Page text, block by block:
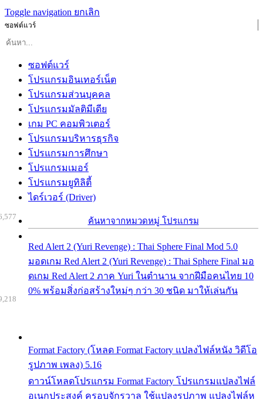
Toggle navigation ยกเลิก
ซอฟต์แวร์
ซอฟต์แวร์
โปรแกรมอินเทอร์เน็ต
โปรแกรมส่วนบุคคล
โปรแกรมมัลติมีเดีย
เกม PC คอมพิวเตอร์
โปรแกรมบริหารธุรกิจ
โปรแกรมการศึกษา
โปรแกรมเมอร์
โปรแกรมยูทิลิตี้
ไดร์เวอร์ (Driver)
ค้นหาจากหมวดหมู่ โปรแกรม
Red Alert 2 (Yuri Revenge) : Thai Sphere Final Mod 5.0
มอดเกม Red Alert 2 (Yuri Revenge) : Thai Sphere Final มอ
ดเกม Red Alert 2 ภาค Yuri ในตำนาน จากฝีมือคนไทย 10
0% พร้อมสิ่งก่อสร้างใหม่ๆ กว่า 30 ชนิด มาให้เล่นกัน
Format Factory (โหลด Format Factory แปลงไฟล์หนัง วิดีโอ
รูปภาพ เพลง) 5.16
ดาวน์โหลดโปรแกรม Format Factory โปรแกรมแปลงไฟล์
อเนกประสงค์ ครอบจักรวาล ใช้แปลงรูปภาพ แปลงไฟล์ห